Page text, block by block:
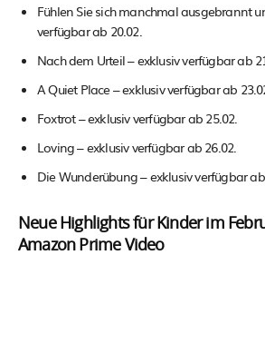
Fühlen Sie sich manchmal ausgebrannt
verfügbar ab 20.02.
Nach dem Urteil – exklusiv verfügbar ab
A Quiet Place – exklusiv verfügbar ab
Foxtrot – exklusiv verfügbar ab 25.02.
Loving – exklusiv verfügbar ab 26.02.
Die Wunderübung – exklusiv verfügbar ab
Neue Highlights für Kinder im
Amazon Prime Video